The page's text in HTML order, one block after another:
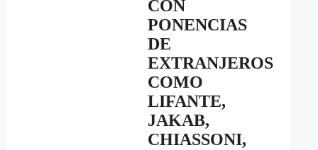
CON
PONENCIAS
DE
EXTRANJEROS
COMO
LIFANTE,
JAKAB,
CHIASSONI,